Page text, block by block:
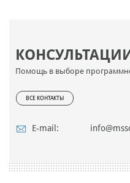
Помощь в выборе
ВСЕ КОНТАКТЫ
E-mail: